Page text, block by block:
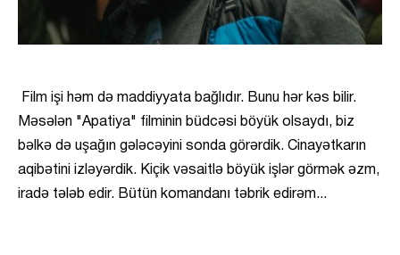
Film işi həm də maddiyyata bağlıdır. Bunu hər kəs bilir.
Məsələn "Apatiya" filminin büdcəsi böyük olsaydı, biz
bəlkə də uşağın gələcəyini sonda görərdik. Cinayətkarın
aqibətini izləyərdik. Kiçik vəsaitlə böyük işlər görmək əzm,
iradə tələb edir. Bütün komandanı təbrik edirəm...